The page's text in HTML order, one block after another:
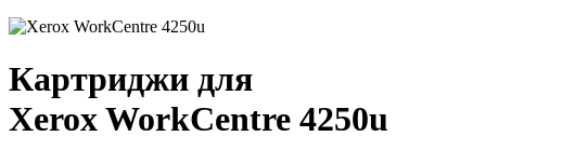
Картриджи для
Xerox WorkCentre 4250u